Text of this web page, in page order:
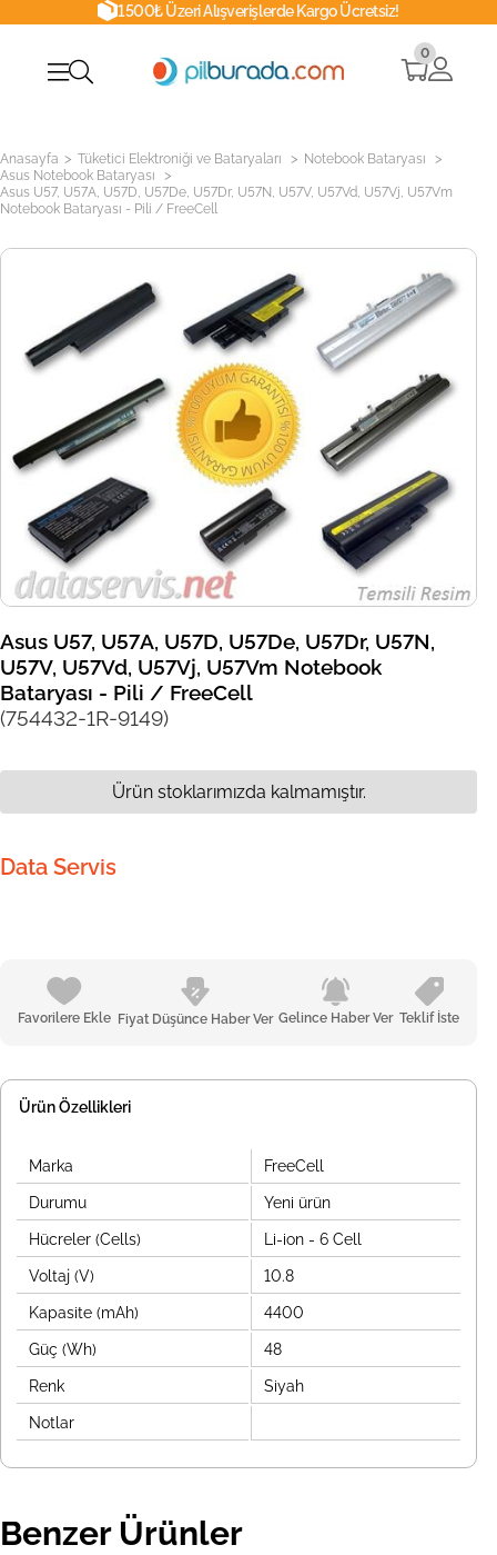
1500₺ Üzeri Alışverişlerde Kargo Ücretsiz!
0
Anasayfa > Tüketici Elektroniği ve Bataryaları > Notebook Bataryası >
Asus Notebook Bataryası >
Asus U57, U57A, U57D, U57De, U57Dr, U57N, U57V, U57Vd, U57Vj, U57Vm
Notebook Bataryası - Pili / FreeCell
Asus U57, U57A, U57D, U57De, U57Dr, U57N,
U57V, U57Vd, U57Vj, U57Vm Notebook
Bataryası - Pili / FreeCell
(754432-1R-9149)
Data Servis
Favorilere Ekle Fiyat Düşünce Haber Ver Gelince Haber Ver Teklif İste
Ürün stoklarımızda kalmamıştır.
Ürün Özellikleri
Marka FreeCell
Durumu Yeni ürün
Hücreler (Cells) Li-ion - 6 Cell
Voltaj (V) 10.8
Kapasite (mAh) 4400
Güç (Wh) 48
Renk Siyah
Notlar
Benzer Ürünler